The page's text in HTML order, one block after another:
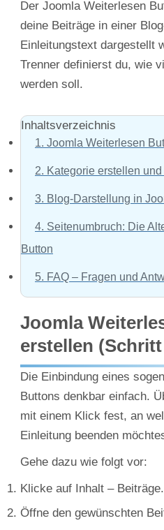
Der Joomla Weiterlesen
deine Beiträge in einer
Einleitungstext dargestellt
Trenner definierst du, wie
werden soll.
Inhaltsverzeichnis
1. Joomla Weiterlesen
2. Kategorie erstellen
3. Blog-Darstellung in
4. Seitenumbruch: Die
Button
5. FAQ – Fragen und
Joomla
erstellen (Schritt
Die Einbindung eines
Buttons denkbar einfach.
mit einem Klick fest, an
Einleitung beenden
Gehe dazu wie folgt vor:
Klicke auf Inhalt – Beiträge.
Öffne den gewünschten